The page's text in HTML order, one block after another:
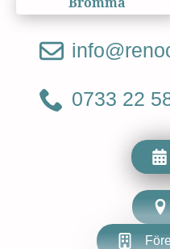
0733 22